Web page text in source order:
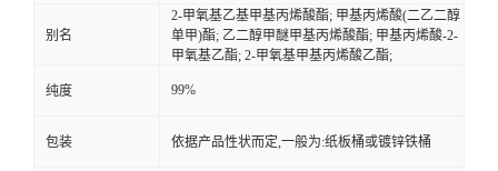
别名
2-甲氧基乙基甲基丙烯酸酯; 甲基丙烯酸(二乙二醇
单甲)酯; 乙二醇甲醚甲基丙烯酸酯; 甲基丙烯酸-2-
甲氧基乙酯; 2-甲氧基甲基丙烯酸乙酯;
纯度 99%
包装 依据产品性状而定,一般为:纸板桶或镀锌铁桶